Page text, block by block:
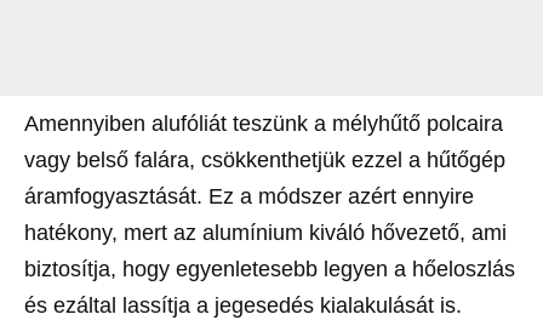
Amennyiben alufóliát teszünk a mélyhűtő polcaira
vagy belső falára, csökkenthetjük ezzel a hűtőgép
áramfogyasztását. Ez a módszer azért ennyire
hatékony, mert az alumínium kiváló hővezető, ami
biztosítja, hogy egyenletesebb legyen a hőeloszlás
és ezáltal lassítja a jegesedés kialakulását is.